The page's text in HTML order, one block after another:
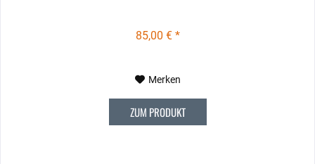
85,00 € *
Merken
ZUM PRODUKT